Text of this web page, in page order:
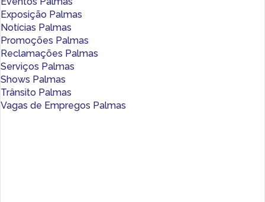
Exposição Palmas
Notícias Palmas
Promoções Palmas
Reclamações Palmas
Serviços Palmas
Shows Palmas
Trânsito Palmas
Vagas de Empregos Palmas